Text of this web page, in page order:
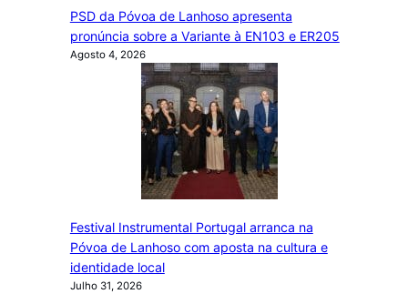
PSD da Póvoa de Lanhoso apresenta
pronúncia sobre a Variante à EN103 e ER205
Agosto 4, 2026
Festival Instrumental Portugal arranca na
Póvoa de Lanhoso com aposta na cultura e
identidade local
Julho 31, 2026